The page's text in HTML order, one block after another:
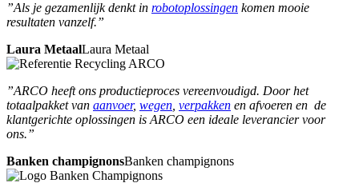
”Als je gezamenlijk denkt in robotoplossingen komen mooie
resultaten vanzelf.”
Laura MetaalLaura Metaal
”ARCO heeft ons productieproces vereenvoudigd. Door het
totaalpakket van aanvoer, wegen verpakken en afvoeren en de
klantgerichte oplossingen is ARCO een ideale leverancier voor
ons.”
Banken champignonsBanken champignons